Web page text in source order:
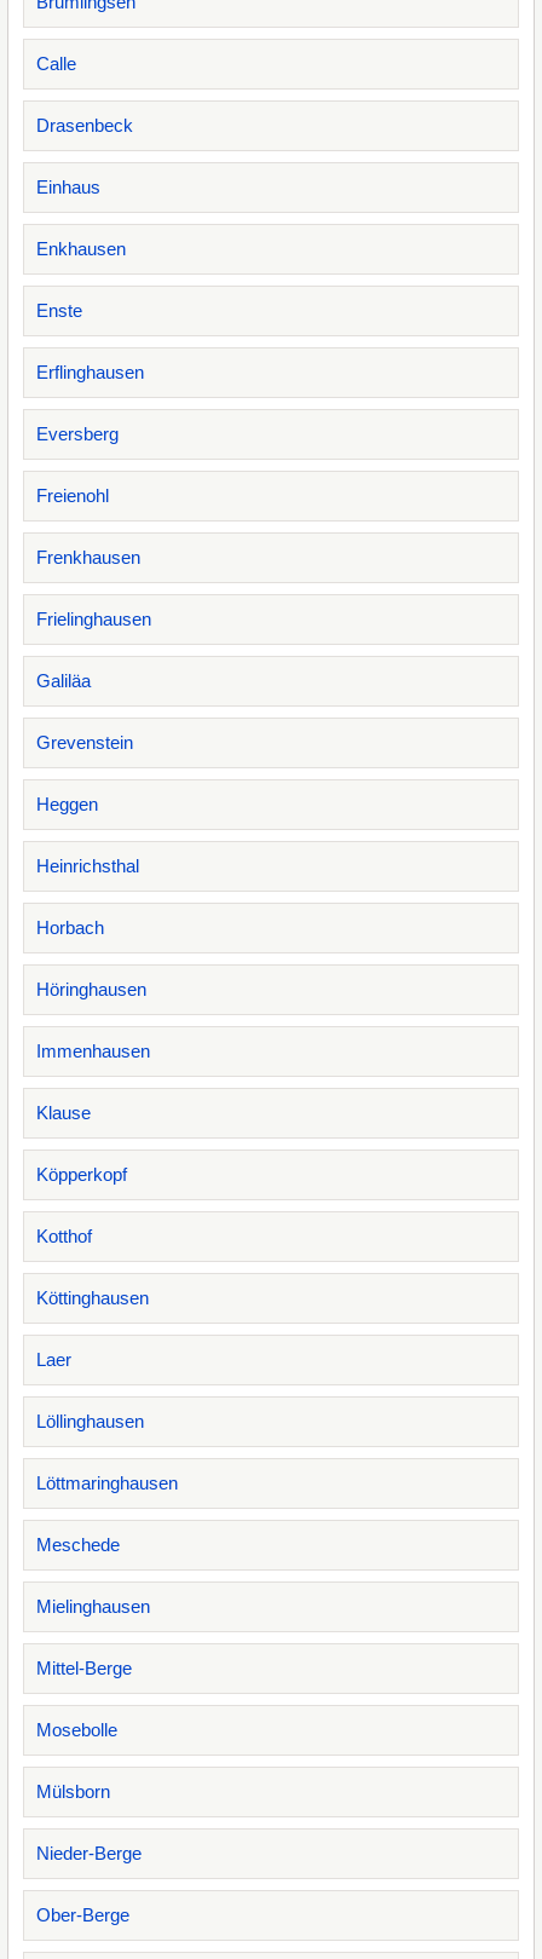
Calle
Drasenbeck
Einhaus
Enkhausen
Enste
Erflinghausen
Eversberg
Freienohl
Frenkhausen
Frielinghausen
Galiläa
Grevenstein
Heggen
Heinrichsthal
Horbach
Höringhausen
Immenhausen
Klause
Köpperkopf
Kotthof
Köttinghausen
Laer
Löllinghausen
Löttmaringhausen
Meschede
Mielinghausen
Mittel-Berge
Mosebolle
Mülsborn
Nieder-Berge
Ober-Berge